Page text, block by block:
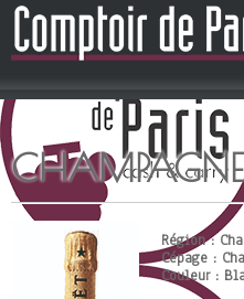
Région :
Cépage :
Couleur :